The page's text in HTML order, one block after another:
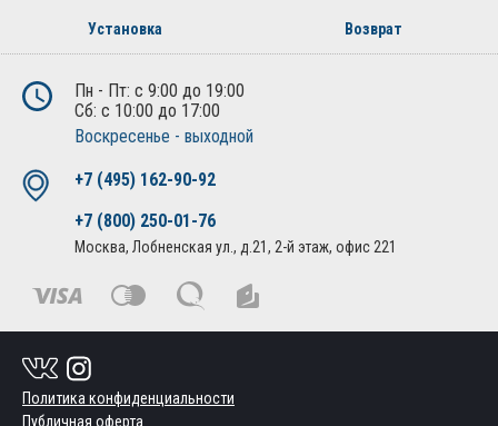
Установка Возврат
Пн - Пт: с 9:00 до 19:00
Сб: с 10:00 до 17:00
Воскресенье - выходной
+7 (495) 162-90-92
+7 (800) 250-01-76
Москва, Лобненская ул., д.21, 2-й этаж, офис 221
Политика конфиденциальности
Публичная оферта